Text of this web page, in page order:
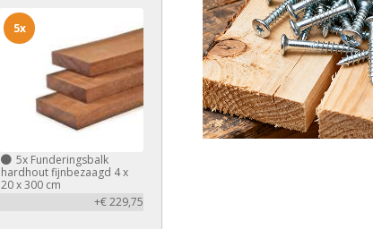
5x Funderingsbalk
hardhout fijnbezaagd 4 x
20 x 300 cm
+€ 229,75
5x